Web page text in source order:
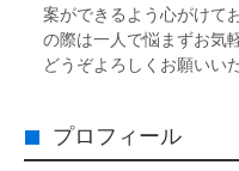
案ができるよう心がけて
の際は一人で悩まずお気
どうぞよろしくお願いい
プロフィール